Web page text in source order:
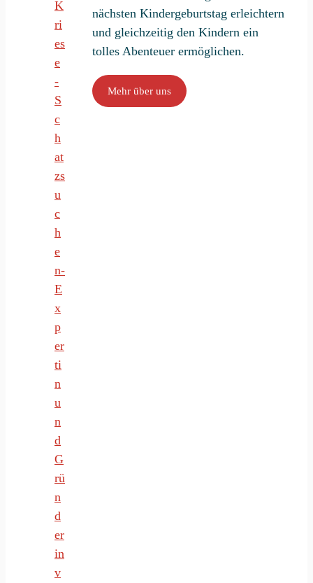
nächsten Kindergeburtstag erleichtern
und gleichzeitig den Kindern ein
tolles Abenteuer ermöglichen.
Mehr über uns